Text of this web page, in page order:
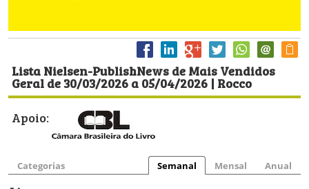
Lista Nielsen-PublishNews de Mais Vendidos
Geral de 30/03/2026 a 05/04/2026 | Rocco
Apoio:
Categorias Semanal Mensal Anual